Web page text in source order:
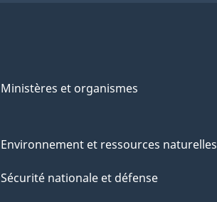
Ministères et organismes
Environnement et ressources naturelles
Sécurité nationale et défense